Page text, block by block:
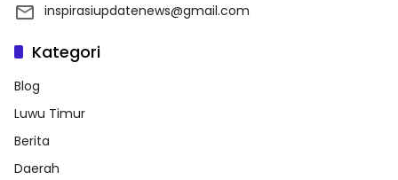
inspirasiupdatenews@gmail.com
Kategori
Blog
Luwu Timur
Berita
Daerah